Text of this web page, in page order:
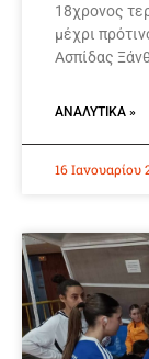
18χρονος
μέχρι
Ασπίδας
ΑΝΑΛΥΤΙΚΆ »
16 Ιανουαρίου